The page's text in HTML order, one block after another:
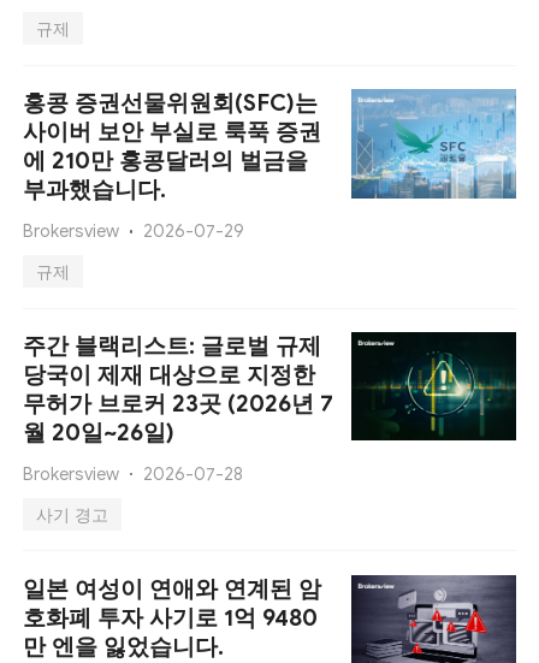
규제
홍콩 증권선물위원회(SFC)는
사이버 보안 부실로 룩푹 증권
에 210만 홍콩달러의 벌금을
부과했습니다.
Brokersview
2026-07-29
규제
주간 블랙리스트: 글로벌 규제
당국이 제재 대상으로 지정한
무허가 브로커 23곳 (2026년 7
월 20일~26일)
Brokersview
2026-07-28
사기 경고
일본 여성이 연애와 연계된 암
호화폐 투자 사기로 1억 9480
만 엔을 잃었습니다.